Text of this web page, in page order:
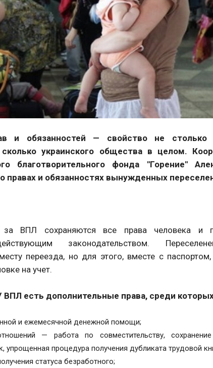
и обязанностей — свойство не столько
украинского общества в целом.
благотворительного фонда "Горение"
правах и обязанностях вынужденных
ВПЛ сохраняются все права человека и
законодательством.
переезда, но для этого, вместе с
на учет.
ВПЛ есть дополнительные права, среди
и ежемесячной денежной помощи;
— работа по совместительству,
упрощенная процедура получения дубликата трудовой
статуса безработного;